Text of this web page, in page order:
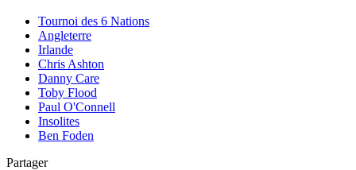
Tournoi des 6 Nations
Angleterre
Irlande
Chris Ashton
Danny Care
Toby Flood
Paul O'Connell
Insolites
Ben Foden
Partager